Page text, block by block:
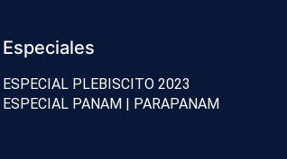
Especiales
ESPECIAL PLEBISCITO 2023
ESPECIAL PANAM | PARAPANAM